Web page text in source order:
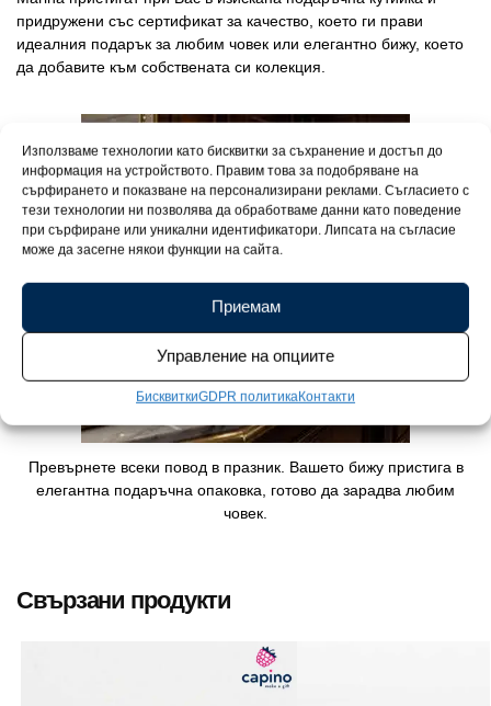
Използваме технологии като бисквитки за съхранение и достъп до
информация на устройството. Правим това за подобряване на
сърфирането и показване на персонализирани реклами. Съгласието с
тези технологии ни позволява да обработваме данни като поведение
при сърфиране или уникални идентификатори. Липсата на съгласие
може да засегне някои функции на сайта.
Приемам
Управление на опциите
БисквиткиGDPR политикаКонтакти
придружени със сертификат за качество, което ги прави
идеалния подарък за любим човек или елегантно бижу, което
да добавите към собствената си колекция.
Превърнете всеки повод в празник. Вашето бижу пристига в
елегантна подаръчна опаковка, готово да зарадва любим
човек.
Свързани продукти